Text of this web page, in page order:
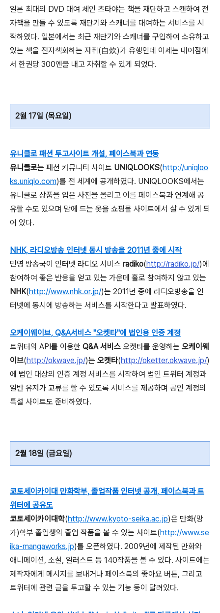
일본 최대의 DVD 대여 체인 츠타야는 책을 재단하고 스캔하여 전
자책을 만들 수 있도록 재단기와 스캐너를 대여하는 서비스를 시
작하였다. 일본에서는 최근 재단기와 스캐너를 구입하여 소유하고
있는 책을 전자책화하는 자취(自炊)가 유행인데 이제는 대여점에
서 한권당 300엔을 내고 자취할 수 있게 되었다.
2월 17일 (목요일)
유니클로 패션 투고사이트 개설, 페이스북과 연동
유니클로는 패션 커뮤니티 사이트 UNIQLOOKS(http://uniqloo
ks.uniqlo.com)를 전 세계에 공개하였다. UNIQLOOKS에서는
유니클로 상품을 입은 사진을 올리고 이를 페이스북과 연계해 공
유할 수도 있으며 맘에 드는 옷을 쇼핑몰 사이트에서 살 수 있게 되
어 있다.
NHK, 라디오방송 인터넷 동시 방송을 2011년 중에 시작
민영 방송국이 인터넷 라디오 서비스 radiko(http://radiko.jp/)에
참여하여 좋은 반응을 얻고 있는 가운데 홀로 참여하지 않고 있는
NHK(http://www.nhk.or.jp/)는 2011년 중에 라디오방송을 인
터넷에 동시에 방송하는 서비스를 시작한다고 발표하였다.
오케이웨이브, Q&A서비스 "오켓타"에 법인용 인증 계정
트위터의 API를 이용한 Q&A 서비스 오켓타를 운영하는 오케이웨
이브(http://okwave.jp/)는 오켓타(http://oketter.okwave.jp/)
에 법인 대상의 인증 계정 서비스를 시작하여 법인 트위터 계정과
일반 유저가 교류를 할 수 있도록 서비스를 제공하며 공인 계정의
특설 사이트도 준비하였다.
2월 18일 (금요일)
쿄토세이카이대 만화학부, 졸업작품 인터넷 공개, 페이스북과 트
위터에 공유도
쿄토세이카이대학(http://www.kyoto-seika.ac.jp)은 만화(망
가)학부 졸업생의 졸업 작품을 볼 수 있는 사이트(http://www.se
ika-mangaworks.jp)를 오픈하였다. 2009년에 제작된 만화와
애니메이션, 소설, 일러스트 등 140작품을 볼 수 있다. 사이트에는
제작자에게 메시지를 보내거나 페이스북의 좋아요 버튼, 그리고
트위터에 관련 글을 투고할 수 있는 기능 등이 달려있다.